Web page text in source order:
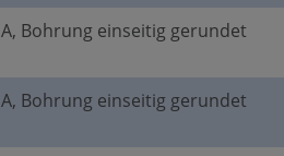
A, Bohrung einseitig gerundet
A, Bohrung einseitig gerundet